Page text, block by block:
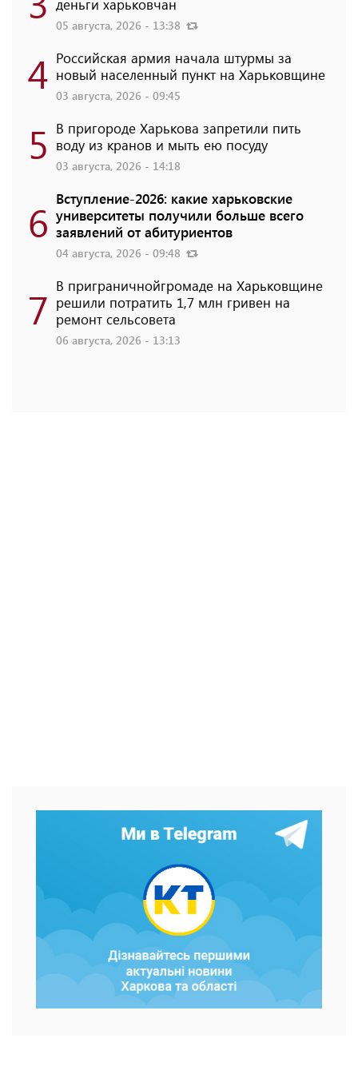
деньги харьковчан
05 августа, 2026 - 13:38
4 Российская армия начала штурмы за
новый населенный пункт на Харьковщине
03 августа, 2026 - 09:45
5 В пригороде Харькова запретили пить
воду из кранов и мыть ею посуду
03 августа, 2026 - 14:18
6 Вступление-2026: какие харьковские
университеты получили больше всего
заявлений от абитуриентов
04 августа, 2026 - 09:48
7 В приграничнойгромаде на Харьковщине
решили потратить 1,7 млн ​​гривен на
ремонт сельсовета
06 августа, 2026 - 13:13